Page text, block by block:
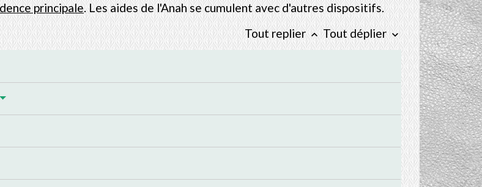
principale. Les aides de l'Anah se cumulent avec d'autres dispositifs.
Tout replierkeyboard_arrow_up Tout déplierkeyboard_arrow_down